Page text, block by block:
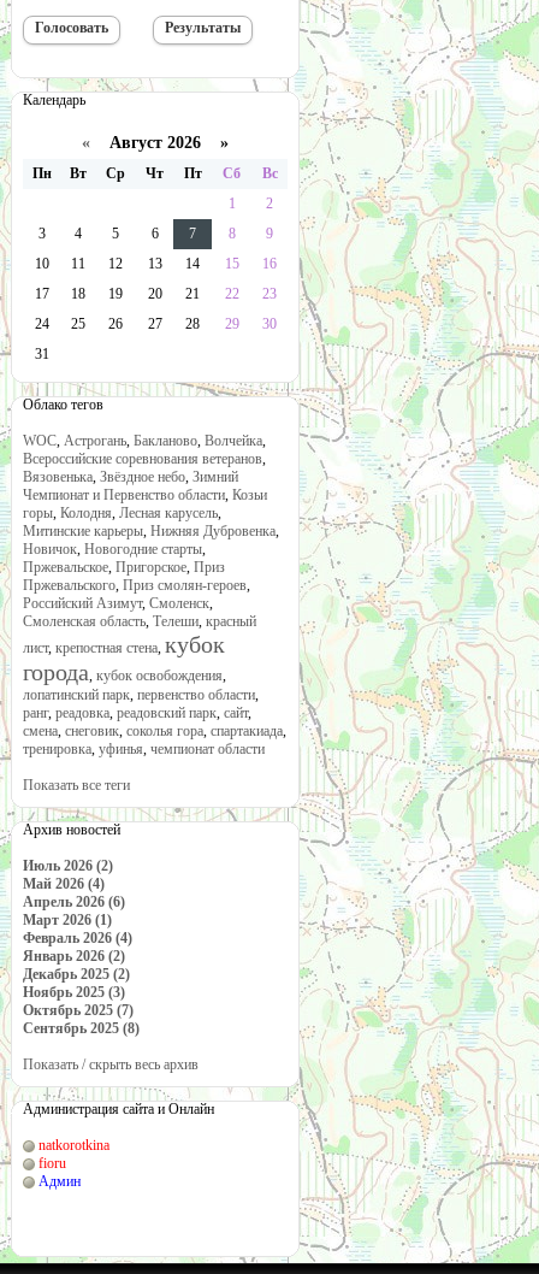
Календарь
« Август 2026 »
Пн Вт Ср Чт Пт Сб
Вс
1
2
3
4 5 6 7 8
9
10
11 12 13 14 15
16
17
18 19 20 21 22
23
24
25 26 27 28 29
30
31
Облако тегов
WOC, Астрогань, Бакланово, Волчейка,
Всероссийские соревнования ветеранов,
Вязовенька, Звёздное небо, Зимний
Чемпионат и Первенство области, Козьи
горы, Колодня, Лесная карусель,
Митинские карьеры, Нижняя Дубровенка,
Новичок, Новогодние старты,
Пржевальское, Пригорское, Приз
Пржевальского, Приз смолян-героев,
Российский Азимут, Смоленск,
Смоленская область, Телеши, красный
лист, крепостная стена, кубок
города, кубок освобождения,
лопатинский парк, первенство области,
ранг, реадовка, реадовский парк, сайт,
смена, снеговик, соколья гора, спартакиада,
тренировка, уфинья, чемпионат области
Показать все теги
Архив новостей
Июль 2026 (2)
Май 2026 (4)
Апрель 2026 (6)
Март 2026 (1)
Февраль 2026 (4)
Январь 2026 (2)
Декабрь 2025 (2)
Ноябрь 2025 (3)
Октябрь 2025 (7)
Сентябрь 2025 (8)
Показать / скрыть весь архив
Администрация сайта и Онлайн
natkorotkina
fioru
Админ